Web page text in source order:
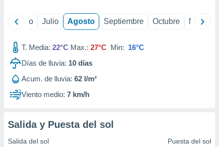
Junio Julio Agosto Septiembre Octubre
T. Media: 22°C Max.: 27°C Min: 16°C
Días de lluvia: 10 días
Acum. de lluvia: 62 l/m²
Viento medio: 7 km/h
Salida y Puesta del sol
Salida del sol Puesta del sol